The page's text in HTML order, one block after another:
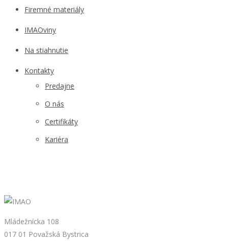
Firemné materiály
IMAOviny
Na stiahnutie
Kontakty
Predajne
O nás
Certifikáty
Kariéra
Mládežnícka 108
017 01 Považská Bystrica